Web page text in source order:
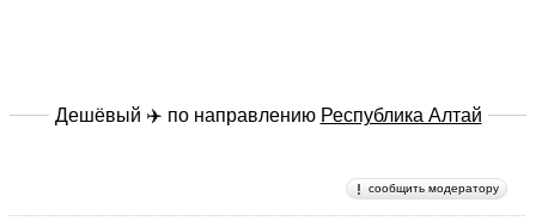
Дешёвый ✈️ по направлению Республика Алтай
сообщить модератору